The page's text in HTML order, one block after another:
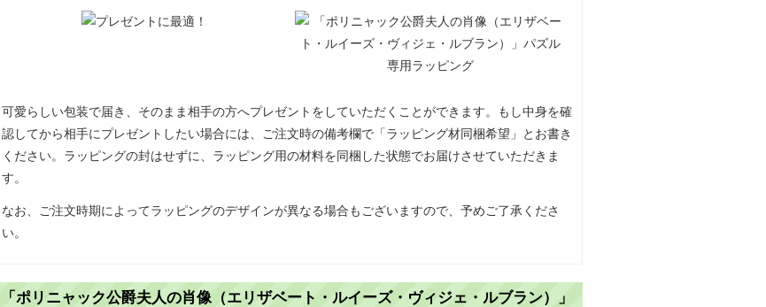
可愛らしい包装で届き、そのまま相手の方へプレゼントをしていただくことができます。もし中身を確
認してから相手にプレゼントしたい場合には、ご注文時の備考欄で「ラッピング材同梱希望」とお書き
ください。ラッピングの封はせずに、ラッピング用の材料を同梱した状態でお届けさせていただきま
す。
なお、ご注文時期によってラッピングのデザインが異なる場合もございますので、予めご了承くださ
い。
「ポリニャック公爵夫人の肖像（エリザベート・ルイーズ・ヴィジェ・ルブラン）」